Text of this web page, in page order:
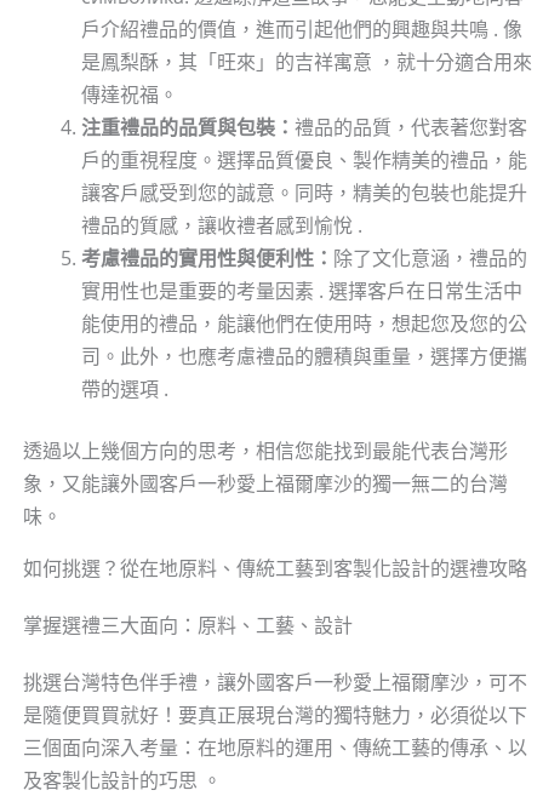
戶介紹禮品的價值，進而引起他們的興趣與共鳴 . 像
是鳳梨酥，其「旺來」的吉祥寓意 ，就十分適合用來
傳達祝福。
注重禮品的品質與包裝： 禮品的品質，代表著您對客
戶的重視程度。選擇品質優良、製作精美的禮品，能
讓客戶感受到您的誠意。同時，精美的包裝也能提升
禮品的質感，讓收禮者感到愉悅 .
考慮禮品的實用性與便利性： 除了文化意涵，禮品的
實用性也是重要的考量因素 . 選擇客戶在日常生活中
能使用的禮品，能讓他們在使用時，想起您及您的公
司。此外，也應考慮禮品的體積與重量，選擇方便攜
帶的選項 .
透過以上幾個方向的思考，相信您能找到最能代表台灣形
象，又能讓外國客戶一秒愛上福爾摩沙的獨一無二的台灣
味。
如何挑選？從在地原料、傳統工藝到客製化設計的選禮攻略
掌握選禮三大面向：原料、工藝、設計
挑選台灣特色伴手禮，讓外國客戶一秒愛上福爾摩沙，可不
是隨便買買就好！要真正展現台灣的獨特魅力，必須從以下
三個面向深入考量：在地原料的運用、傳統工藝的傳承、以
及客製化設計的巧思 。